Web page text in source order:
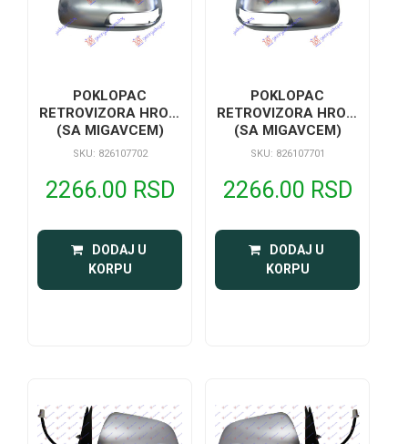
POKLOPAC
RETROVIZORA HROM
(SA MIGAVCEM)
SKU: 826107702
2266.00 RSD
DODAJ U
KORPU
POKLOPAC
RETROVIZORA HROM
(SA MIGAVCEM)
SKU: 826107701
2266.00 RSD
DODAJ U
KORPU